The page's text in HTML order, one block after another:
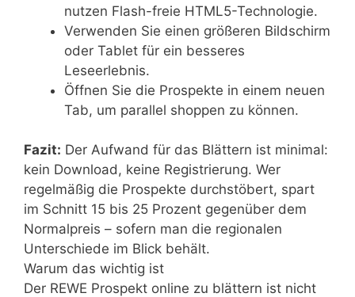
nutzen Flash-freie HTML5-Technologie.
Verwenden Sie einen größeren Bildschirm
oder Tablet für ein besseres
Leseerlebnis.
Öffnen Sie die Prospekte in einem neuen
Tab, um parallel shoppen zu können.
Fazit: Der Aufwand für das Blättern ist minimal:
kein Download, keine Registrierung. Wer
regelmäßig die Prospekte durchstöbert, spart
im Schnitt 15 bis 25 Prozent gegenüber dem
Normalpreis – sofern man die regionalen
Unterschiede im Blick behält.
Warum das wichtig ist
Der REWE Prospekt online zu blättern ist nicht